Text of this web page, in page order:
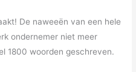
De naweeën van een hele
ondernemer niet meer
1800 woorden geschreven.